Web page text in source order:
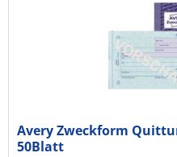
Avery Zweckform
50Blatt